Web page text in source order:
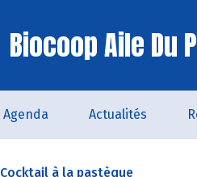
Biocoop Aile Du
Agenda Actualités
Cocktail à la pastèque